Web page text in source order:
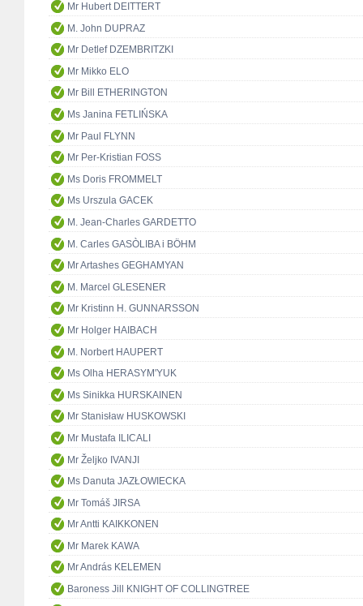
Mr Hubert DEITTERT
M. John DUPRAZ
Mr Detlef DZEMBRITZKI
Mr Mikko ELO
Mr Bill ETHERINGTON
Ms Janina FETLIŃSKA
Mr Paul FLYNN
Mr Per-Kristian FOSS
Ms Doris FROMMELT
Ms Urszula GACEK
M. Jean-Charles GARDETTO
M. Carles GASÒLIBA i BÖHM
Mr Artashes GEGHAMYAN
M. Marcel GLESENER
Mr Kristinn H. GUNNARSSON
Mr Holger HAIBACH
M. Norbert HAUPERT
Ms Olha HERASYM'YUK
Ms Sinikka HURSKAINEN
Mr Stanisław HUSKOWSKI
Mr Mustafa ILICALI
Mr Željko IVANJI
Ms Danuta JAZŁOWIECKA
Mr Tomáš JIRSA
Mr Antti KAIKKONEN
Mr Marek KAWA
Mr András KELEMEN
Baroness Jill KNIGHT OF COLLINGTREE